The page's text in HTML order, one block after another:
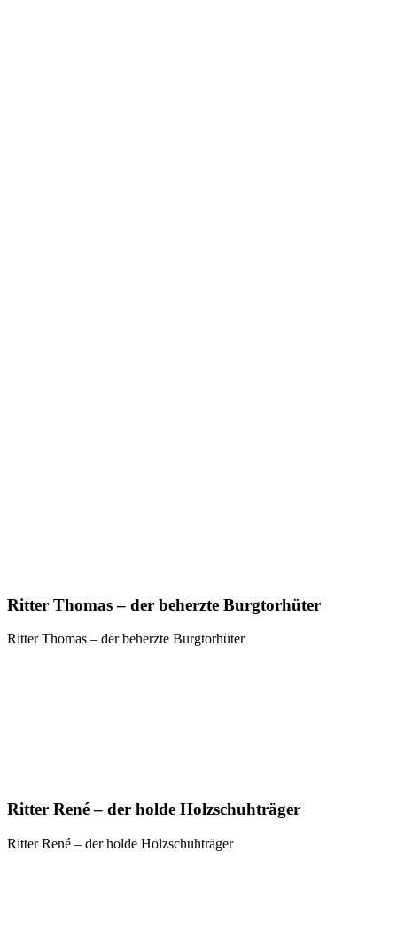
Ritter Thomas – der beherzte Burgtorhüter
Ritter Thomas – der beherzte Burgtorhüter
Ritter René – der holde Holzschuhträger
Ritter René – der holde Holzschuhträger